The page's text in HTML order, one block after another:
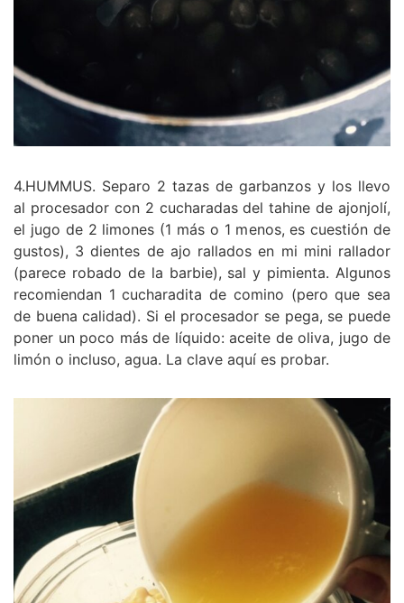
4.HUMMUS. Separo 2 tazas de garbanzos y los llevo
al procesador con 2 cucharadas del tahine de ajonjolí,
el jugo de 2 limones (1 más o 1 menos, es cuestión de
gustos), 3 dientes de ajo rallados en mi mini rallador
(parece robado de la barbie), sal y pimienta. Algunos
recomiendan 1 cucharadita de comino (pero que sea
de buena calidad). Si el procesador se pega, se puede
poner un poco más de líquido: aceite de oliva, jugo de
limón o incluso, agua. La clave aquí es probar.